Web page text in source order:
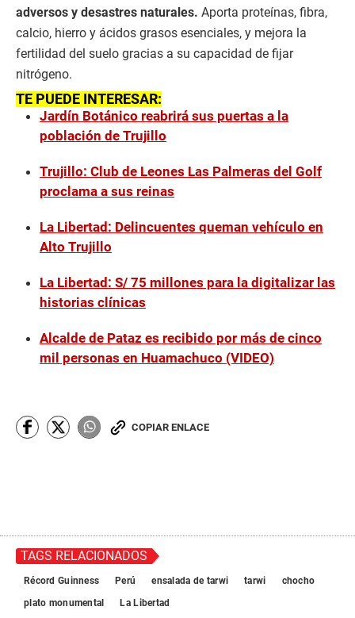
adversos y desastres naturales. Aporta proteínas, fibra,
calcio, hierro y ácidos grasos esenciales, y mejora la
fertilidad del suelo gracias a su capacidad de fijar
nitrógeno.
TE PUEDE INTERESAR:
Jardín Botánico reabrirá sus puertas a la
población de Trujillo
Trujillo: Club de Leones Las Palmeras del Golf
proclama a sus reinas
La Libertad: Delincuentes queman vehículo en
Alto Trujillo
La Libertad: S/ 75 millones para la digitalizar las
historias clínicas
Alcalde de Pataz es recibido por más de cinco
mil personas en Huamachuco (VIDEO)
COPIAR ENLACE
TAGS RELACIONADOS
Récord Guinness Perú ensalada de tarwi tarwi
chocho
plato monumental
La Libertad